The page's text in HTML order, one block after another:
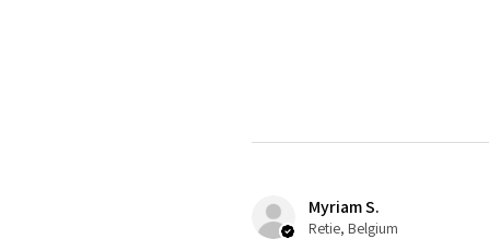
Myriam S.
Retie, Belgium